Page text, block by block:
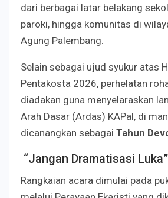
dari berbagai latar belakang
paroki, hingga komunitas di
Agung Palembang.
Selain sebagai ujud syukur atas
Pentakosta 2026, perhelatan
diadakan guna menyelaraskan
Arah Dasar (Ardas) KAPal, di
dicanangkan sebagai Tahun
“Jangan Dramatisasi Luka”
Rangkaian acara dimulai pada